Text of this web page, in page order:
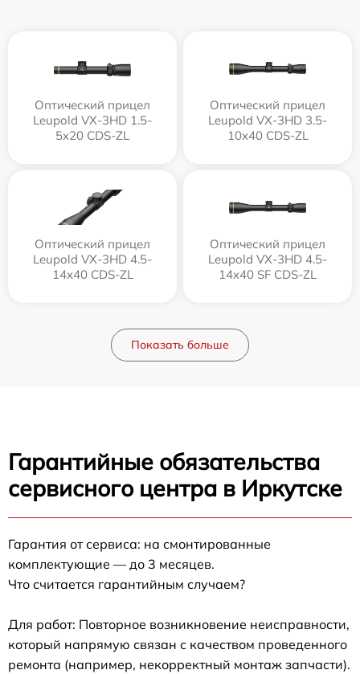
Оптический прицел
Leupold VX-3HD 1.5-
5x20 CDS-ZL
Оптический прицел
Leupold VX-3HD 3.5-
10x40 CDS-ZL
Оптический прицел
Leupold VX-3HD 4.5-
14x40 CDS-ZL
Оптический прицел
Leupold VX-3HD 4.5-
14x40 SF CDS-ZL
Показать больше
Гарантийные обязательства
сервисного центра в Иркутске
Гарантия от сервиса: на смонтированные
комплектующие — до 3 месяцев.
Что считается гарантийным случаем?
Для работ: Повторное возникновение неисправности,
который напрямую связан с качеством проведенного
ремонта (например, некорректный монтаж запчасти).